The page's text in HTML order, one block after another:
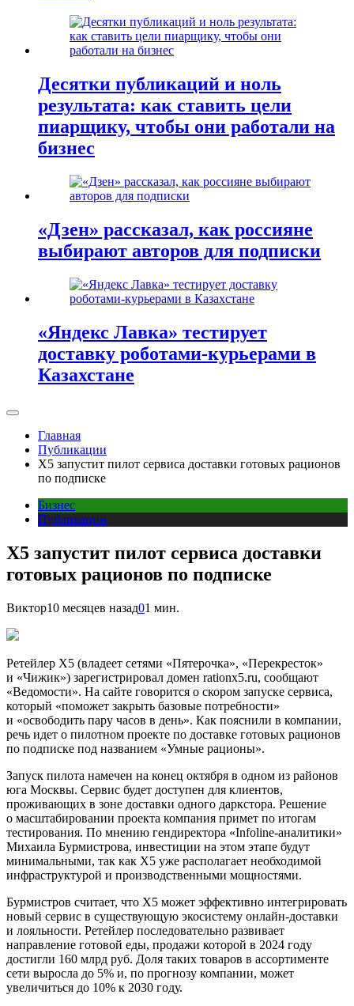
Десятки публикаций и ноль
результата: как ставить цели
пиарщику, чтобы они работали на
бизнес
«Дзен» рассказал, как россияне
выбирают авторов для подписки
«Яндекс Лавка» тестирует
доставку роботами-курьерами в
Казахстане
Главная
Публикации
X5 запустит пилот сервиса доставки готовых рационов
по подписке
Бизнес
Публикации
X5 запустит пилот сервиса доставки
готовых рационов по подписке
Виктор10 месяцев назад01 мин.
Ретейлер X5 (владеет сетями «Пятерочка», «Перекресток»
и «Чижик») зарегистрировал домен rationx5.ru, сообщают
«Ведомости». На сайте говорится о скором запуске сервиса,
который «поможет закрыть базовые потребности»
и «освободить пару часов в день». Как пояснили в компании,
речь идет о пилотном проекте по доставке готовых рационов
по подписке под названием «Умные рационы».
Запуск пилота намечен на конец октября в одном из районов
юга Москвы. Сервис будет доступен для клиентов,
проживающих в зоне доставки одного даркстора. Решение
о масштабировании проекта компания примет по итогам
тестирования. По мнению гендиректора «Infoline-аналитики»
Михаила Бурмистрова, инвестиции на этом этапе будут
минимальными, так как X5 уже располагает необходимой
инфраструктурой и производственными мощностями.
Бурмистров считает, что X5 может эффективно интегрировать
новый сервис в существующую экосистему онлайн-доставки
и лояльности. Ретейлер последовательно развивает
направление готовой еды, продажи которой в 2024 году
достигли 160 млрд руб. Доля таких товаров в ассортименте
сети выросла до 5% и, по прогнозу компании, может
увеличиться до 10% к 2030 году.